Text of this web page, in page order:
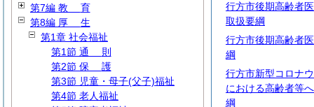
行方市後期高齢者
取扱要綱
行方市後期高齢者
綱
行方市新型コロナ
における高齢者等
綱
第7編 教 育
第8編 厚 生
第1章 社会福祉
第1節 通 則
第2節 保 護
第3節 児童・母子(父子)福祉
第4節 老人福祉